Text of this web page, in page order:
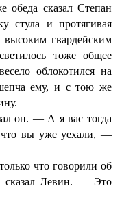
сказал Степан
стула и протягивая
гвардейским
тоже общее
облокотился на
ему, и с тою же
он. — А я вас тогда
что вы уже уехали, —
что говорили об
сказал Левин. — Это